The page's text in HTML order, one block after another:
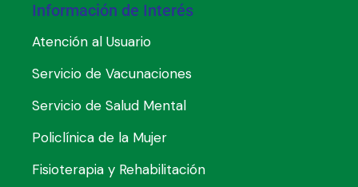
Información de Interés
Atención al Usuario
Servicio de Vacunaciones
Servicio de Salud Mental
Policlínica de la Mujer
Fisioterapia y Rehabilitación